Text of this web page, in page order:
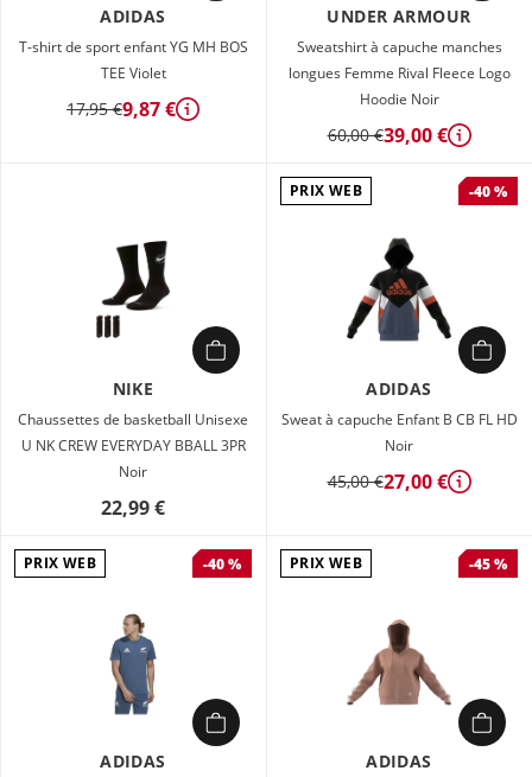
ADIDAS
T-shirt de sport enfant YG MH BOS
TEE Violet
17,95 €9,87 € Détails
UNDER ARMOUR
Sweatshirt à capuche manches
longues Femme Rival Fleece Logo
Hoodie Noir
60,00 €39,00 € Détails
NIKE
Chaussettes de basketball Unisexe
U NK CREW EVERYDAY BBALL 3PR
Noir
22,99 €
PRIX WEB -40 %
ADIDAS
Sweat à capuche Enfant B CB FL HD
Noir
45,00 €27,00 € Détails
PRIX WEB -40 %
ADIDAS
PRIX WEB -45 %
ADIDAS